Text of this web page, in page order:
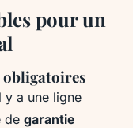
pour un
obligatoires
y a une ligne
de garantie